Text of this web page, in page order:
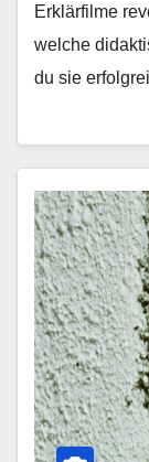
Erklärfilme
welche
du sie